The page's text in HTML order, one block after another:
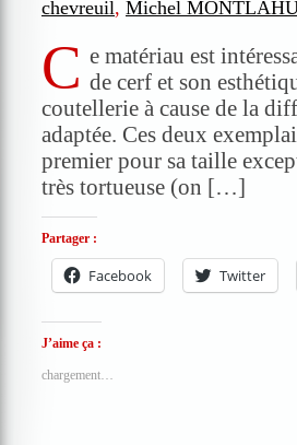
chevreuil, Michel
C e matériau est
de cerf et son
coutellerie à cause de la
adaptée. Ces deux
premier pour sa taille
très tortueuse (on […]
Partager :
Facebook Twitter
J’aime ça :
chargement…